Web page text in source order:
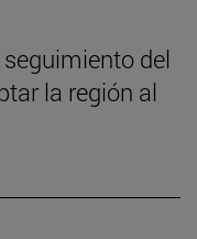
del
la región al